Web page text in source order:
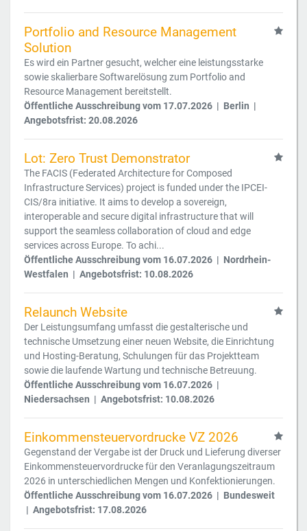
Portfolio and Resource Management
Solution
Es wird ein Partner gesucht, welcher eine leistungsstarke
sowie skalierbare Softwarelösung zum Portfolio and
Resource Management bereitstellt.
Öffentliche Ausschreibung vom 17.07.2026 | Berlin |
Angebotsfrist: 20.08.2026
Lot: Zero Trust Demonstrator
The FACIS (Federated Architecture for Composed
Infrastructure Services) project is funded under the IPCEI-
CIS/8ra initiative. It aims to develop a sovereign,
interoperable and secure digital infrastructure that will
support the seamless collaboration of cloud and edge
services across Europe. To achi...
Öffentliche Ausschreibung vom 16.07.2026 | Nordrhein-
Westfalen | Angebotsfrist: 10.08.2026
Relaunch Website
Der Leistungsumfang umfasst die gestalterische und
technische Umsetzung einer neuen Website, die Einrichtung
und Hosting-Beratung, Schulungen für das Projektteam
sowie die laufende Wartung und technische Betreuung.
Öffentliche Ausschreibung vom 16.07.2026 |
Niedersachsen | Angebotsfrist: 10.08.2026
Einkommensteuervordrucke VZ 2026
Gegenstand der Vergabe ist der Druck und Lieferung diverser
Einkommensteuervordrucke für den Veranlagungszeitraum
2026 in unterschiedlichen Mengen und Konfektionierungen.
Öffentliche Ausschreibung vom 16.07.2026 | Bundesweit
| Angebotsfrist: 17.08.2026